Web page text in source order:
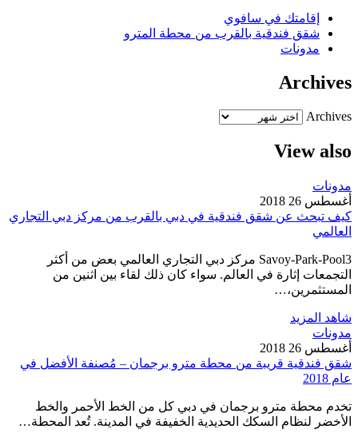
إقامتك في سافوي
شقق فندقية بالقرب من محطة المترو
مدونات
Archives
Archives
View also
مدونات
أغسطس 26 2018
كيف تبحث عن شقق فندقية في دبي بالقرب من مركز دبي التجاري
العالمي
Savoy-Park-Pool3 مركز دبي التجاري العالمي بعض من أكثر
التجمعات إثارة في العالم. سواء كان ذلك لقاء بين اثنين من
المستثمرين،…
شاهد المزيد
مدونات
أغسطس 26 2018
شقق فندقية قريبة من محطة مترو برجمان – مُصنفة الأفضل في
عام 2018
تخدم محطة مترو برجمان في دبي كل من الخط الأحمر والخط
الأخضر لنظام السكك الحديدية الخفيفة في المدينة. تُعد المحطة…